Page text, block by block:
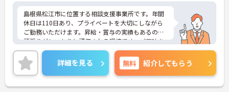
島根県松江市に位置する相談支援事業所です。年間
休日は110日あり、プライベートを大切にしながら
ご勤務いただけます。昇給・賞与の実績もあるので
頑張りがしっかりと評価される環境です。ご興味を
お持ちの方はお気軽にお問い合わせください。
詳細を見る 無料 紹介してもらう